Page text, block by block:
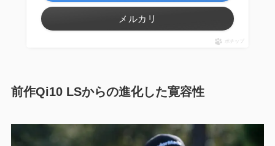
メルカリ
ポチップ
前作Qi10 LSからの進化した寛容性